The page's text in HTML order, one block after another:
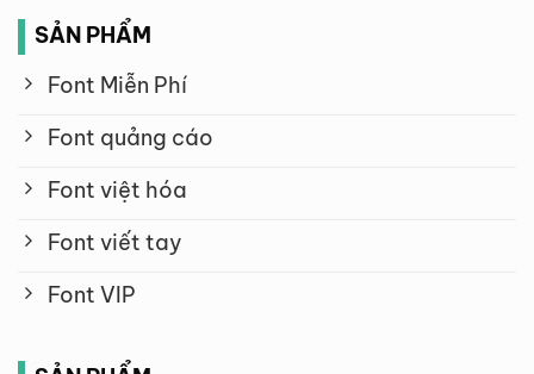
SẢN PHẨM
Font Miễn Phí
Font quảng cáo
Font việt hóa
Font viết tay
Font VIP